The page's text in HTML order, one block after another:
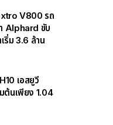
V800 รถ
Alphard ขับ
ริ่ม 3.6 ล้าน
เอสยูวี
ต้นเพียง 1.04